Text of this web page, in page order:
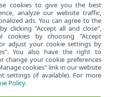
veebilehte
cookies to give you the best
analyze our website traffic,
ads. You can agree to the
clicking "Accept all and close",
cookies by choosing "Accept
adjust your cookie settings by
You also have the right to
change your cookie preferences
cookies" link in our website
settings (if available). For more
Policy.